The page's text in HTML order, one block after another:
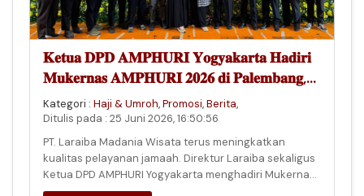
𝐊𝐞𝐭𝐮𝐚 𝐃𝐏𝐃 𝐀𝐌𝐏𝐇𝐔𝐑𝐈 𝐘𝐨𝐠𝐲𝐚𝐤𝐚𝐫𝐭𝐚 𝐇𝐚𝐝𝐢𝐫𝐢
𝐌𝐮𝐤𝐞𝐫𝐧𝐚𝐬 𝐀𝐌𝐏𝐇𝐔𝐑𝐈 𝟐𝟎𝟐𝟔 𝐝𝐢 𝐏𝐚𝐥𝐞𝐦𝐛𝐚𝐧𝐠,
𝐖𝐮𝐣𝐮𝐝 𝐊𝐨𝐦𝐢𝐭𝐦𝐞𝐧 𝐋𝐚 𝐫𝐚𝐢𝐛𝐚 𝐝𝐚𝐥𝐚𝐦
𝐌𝐞𝐧𝐢𝐧𝐠𝐤𝐚𝐭𝐤𝐚𝐧 𝐏𝐞𝐥𝐚𝐲𝐚𝐧𝐚𝐧 𝐉𝐚𝐦𝐚𝐚𝐡
Kategori : Haji & Umroh,Promosi,Berita,
Ditulis pada : 25 Juni 2026, 16:50:56
PT. Laraiba Madania Wisata terus meningkatkan
kualitas pelayanan jamaah. Direktur Laraiba sekaligus
Ketua DPD AMPHURI Yogyakarta menghadiri Mukernas
AMPHURI 2026 di Palembang